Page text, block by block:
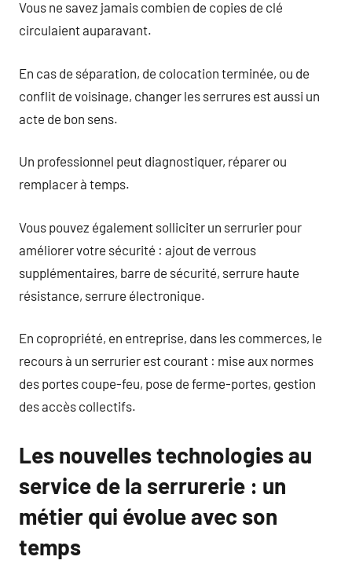
Vous ne savez jamais combien de copies de clé
circulaient auparavant.
En cas de séparation, de colocation terminée, ou de
conflit de voisinage, changer les serrures est aussi un
acte de bon sens.
Un professionnel peut diagnostiquer, réparer ou
remplacer à temps.
Vous pouvez également solliciter un serrurier pour
améliorer votre sécurité : ajout de verrous
supplémentaires, barre de sécurité, serrure haute
résistance, serrure électronique.
En copropriété, en entreprise, dans les commerces, le
recours à un serrurier est courant : mise aux normes
des portes coupe-feu, pose de ferme-portes, gestion
des accès collectifs.
Les nouvelles technologies au
service de la serrurerie : un
métier qui évolue avec son
temps